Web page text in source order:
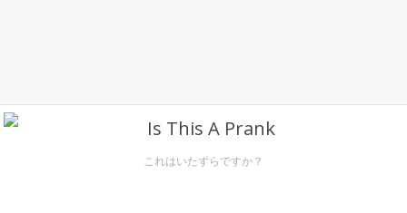
これはいたずらですか？